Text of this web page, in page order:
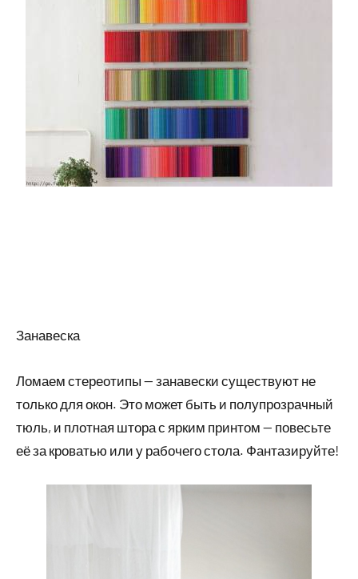
Занавеска
Ломаем стереотипы — занавески существуют не
только для окон. Это может быть и полупрозрачный
тюль, и плотная штора с ярким принтом — повесьте
её за кроватью или у рабочего стола. Фантазируйте!